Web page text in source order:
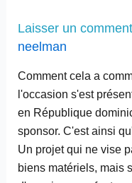
Laisser un
neelman
Comment cela a
l'occasion s'est
en République
sponsor. C'est ainsi
Un projet qui ne vise
biens matériels, mais
Maria